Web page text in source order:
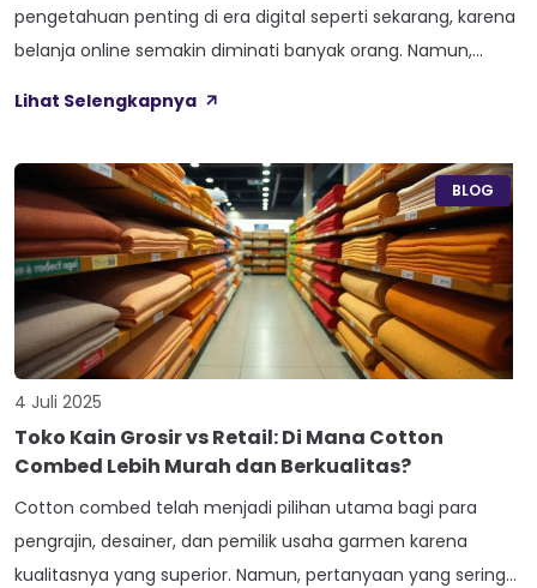
pengetahuan penting di era digital seperti sekarang, karena
belanja online semakin diminati banyak orang. Namun,
ketika membeli kain cotton combed yang kualitasnya
pakaian. Berbagai metode praktis dan efisien dapat
dilakukan untuk memastikan keaslian kain sebelum […]
Lihat Selengkapnya
BLOG
4 Juli 2025
Toko Kain Grosir vs Retail: Di Mana Cotton
Combed Lebih Murah dan Berkualitas?
Cotton combed telah menjadi pilihan utama bagi para
pengrajin, desainer, dan pemilik usaha garmen karena
kualitasnya yang superior. Namun, pertanyaan yang sering